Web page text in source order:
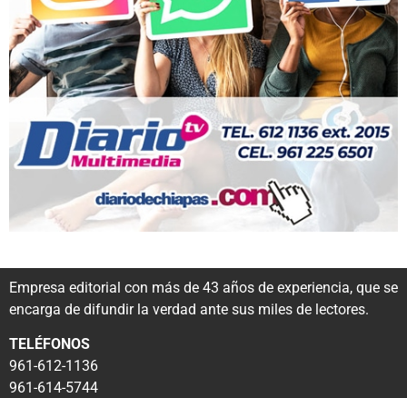
Empresa editorial con más de 43 años de experiencia, que se
encarga de difundir la verdad ante sus miles de lectores.
TELÉFONOS
961-612-1136
961-614-5744